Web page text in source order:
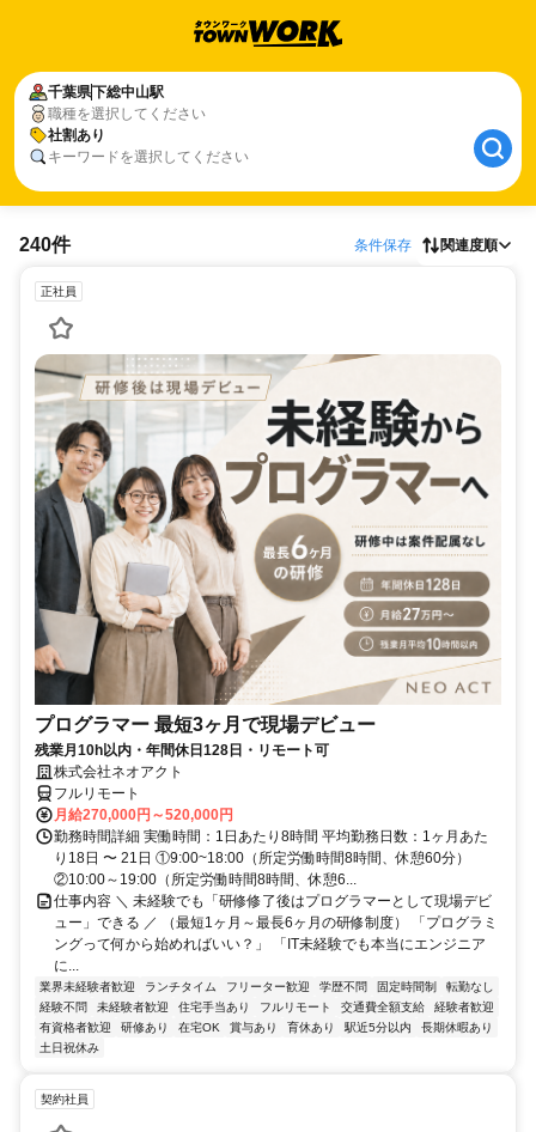
千葉県下総中山駅
職種を選択してください
社割あり
キーワードを選択してください
240件 条件保存 関連度順
正社員
プログラマー 最短3ヶ月で現場デビュー
残業月10h以内・年間休日128日・リモート可
株式会社ネオアクト
フルリモート
月給270,000円～520,000円
勤務時間詳細 実働時間：1日あたり8時間 平均勤務日数：1ヶ月あた
り18日 〜 21日 ①9:00~18:00（所定労働時間8時間、休憩60分）
②10:00～19:00（所定労働時間8時間、休憩6...
仕事内容 ＼ 未経験でも「研修修了後はプログラマーとして現場デビ
ュー」できる ／ （最短1ヶ月～最長6ヶ月の研修制度） 「プログラミ
ングって何から始めればいい？」 「IT未経験でも本当にエンジニア
に...
業界未経験者歓迎 ランチタイム フリーター歓迎 学歴不問 固定時間制
転勤なし
経験不問
未経験者歓迎 住宅手当あり フルリモート 交通費全額支給
経験者歓迎
有資格者歓迎
研修あり 在宅OK 賞与あり 育休あり 駅近5分以内
長期休暇あり
土日祝休み
契約社員